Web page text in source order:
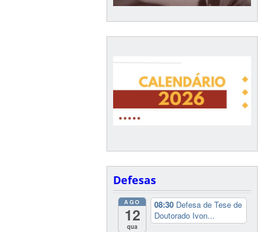
Defesas
AGO
12
qua
08:30 Defesa de Tese de
Doutorado Ivon...